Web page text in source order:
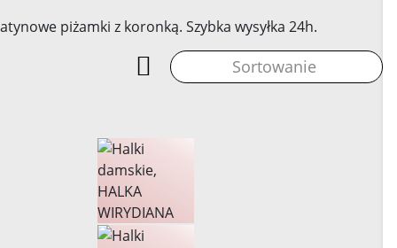
Sortowanie
Dodaj
do
Dodaj